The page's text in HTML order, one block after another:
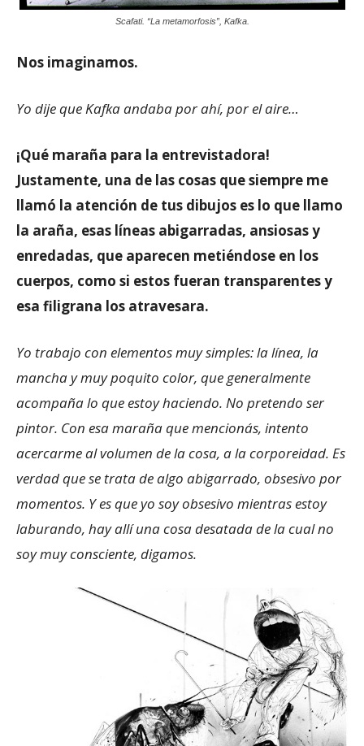
Scafati. “La metamorfosis”, Kafka.
Nos imaginamos.
Yo dije que Kafka andaba por ahí, por el aire…
¡Qué maraña para la entrevistadora!
Justamente, una de las cosas que siempre me
llamó la atención de tus dibujos es lo que llamo
la araña, esas líneas abigarradas, ansiosas y
enredadas, que aparecen metiéndose en los
cuerpos, como si estos fueran transparentes y
esa filigrana los atravesara.
Yo trabajo con elementos muy simples: la línea, la
mancha y muy poquito color, que generalmente
acompaña lo que estoy haciendo. No pretendo ser
pintor. Con esa maraña que mencionás, intento
acercarme al volumen de la cosa, a la corporeidad. Es
verdad que se trata de algo abigarrado, obsesivo por
momentos. Y es que yo soy obsesivo mientras estoy
laburando, hay allí una cosa desatada de la cual no
soy muy consciente, digamos.